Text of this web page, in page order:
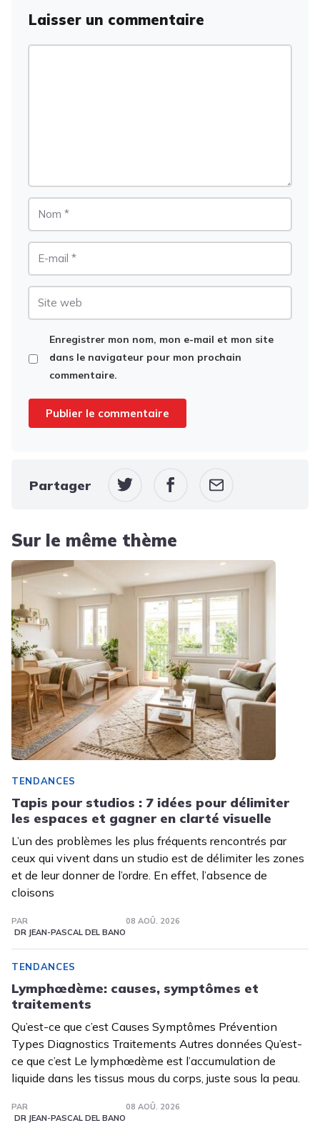
Laisser un commentaire
Enregistrer mon nom, mon e-mail et mon site
dans le navigateur pour mon prochain
commentaire.
Partager
Sur le même thème
TENDANCES
Tapis pour studios : 7 idées pour délimiter
les espaces et gagner en clarté visuelle
L’un des problèmes les plus fréquents rencontrés par
ceux qui vivent dans un studio est de délimiter les zones
et de leur donner de l’ordre. En effet, l’absence de
cloisons
PAR
DR JEAN-PASCAL DEL BANO
08 AOÛ. 2026
TENDANCES
Lymphœdème: causes, symptômes et
traitements
Qu’est-ce que c’est Causes Symptômes Prévention
Types Diagnostics Traitements Autres données Qu’est-
ce que c’est Le lymphœdème est l’accumulation de
liquide dans les tissus mous du corps, juste sous la peau.
PAR
DR JEAN-PASCAL DEL BANO
08 AOÛ. 2026